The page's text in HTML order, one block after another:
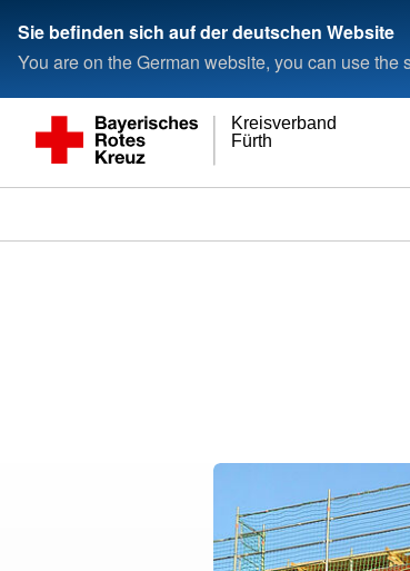
Sie befinden sich auf der deutschen Website
You are on the German website, you can use
Fürth
Kreisverband